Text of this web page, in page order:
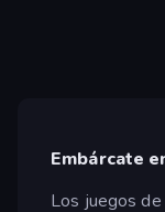
Embárcate
Los juegos